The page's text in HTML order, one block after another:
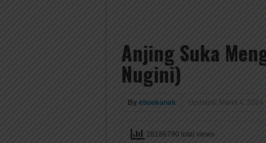
Anjing Suka
Nugini)
By ebookanak Updated: Maret 4, 2024
28186790 total views